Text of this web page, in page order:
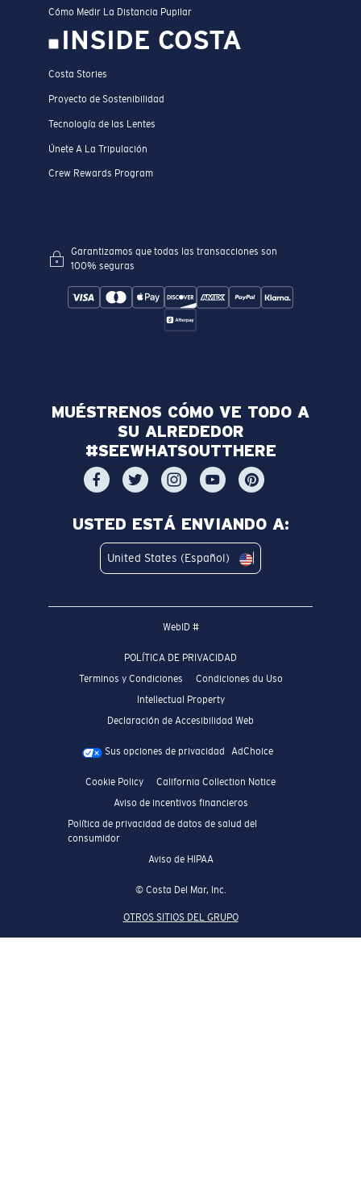
Cómo Medir La Distancia Pupilar
INSIDE COSTA
Costa Stories
Proyecto de Sostenibilidad
Tecnología de las Lentes
Únete A La Tripulación
Crew Rewards Program
Garantizamos que todas las transacciones son
100% seguras
MUÉSTRENOS CÓMO VE TODO A
SU ALREDEDOR
#SEEWHATSOUTTHERE
USTED ESTÁ ENVIANDO A:
United States (Español)
WebID #
POLÍTICA DE PRIVACIDAD
Terminos y Condiciones
Condiciones du Uso
Intellectual Property
Declaración de Accesibilidad Web
Sus opciones de privacidad AdChoice
Cookie Policy
California Collection Notice
Aviso de incentivos financieros
Política de privacidad de datos de salud del
consumidor
Aviso de HIPAA
© Costa Del Mar, Inc.
OTROS SITIOS DEL GRUPO